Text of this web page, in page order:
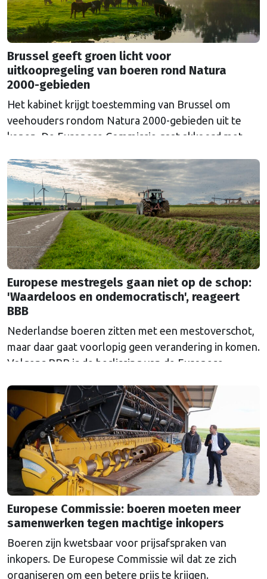
Brussel geeft groen licht voor
uitkoopregeling van boeren rond Natura
2000-gebieden
Het kabinet krijgt toestemming van Brussel om
veehouders rondom Natura 2000-gebieden uit te
kopen. De Europese Commissie gaat akkoord met
Europese mestregels gaan niet op de schop:
'Waardeloos en ondemocratisch', reageert
BBB
Nederlandse boeren zitten met een mestoverschot,
maar daar gaat voorlopig geen verandering in komen.
Volgens BBB is de beslissing van de Europese
Europese Commissie: boeren moeten meer
samenwerken tegen machtige inkopers
Boeren zijn kwetsbaar voor prijsafspraken van
inkopers. De Europese Commissie wil dat ze zich
organiseren om een betere prijs te krijgen.